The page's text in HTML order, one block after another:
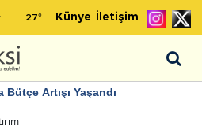
27° Künye İletişim
Bütçe Artışı Yaşandı